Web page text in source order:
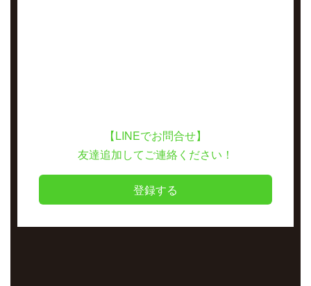
【LINEでお問合せ】
友達追加してご連絡ください！
登録する